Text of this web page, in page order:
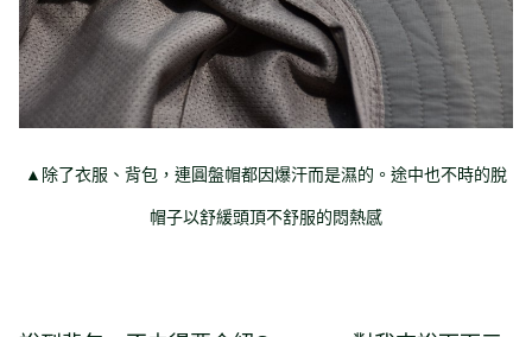
▲除了衣服、背包，連圓盤帽都因爆汗而是濕的。途中也不時的脫
帽子以舒緩頭頂不舒服的悶熱感